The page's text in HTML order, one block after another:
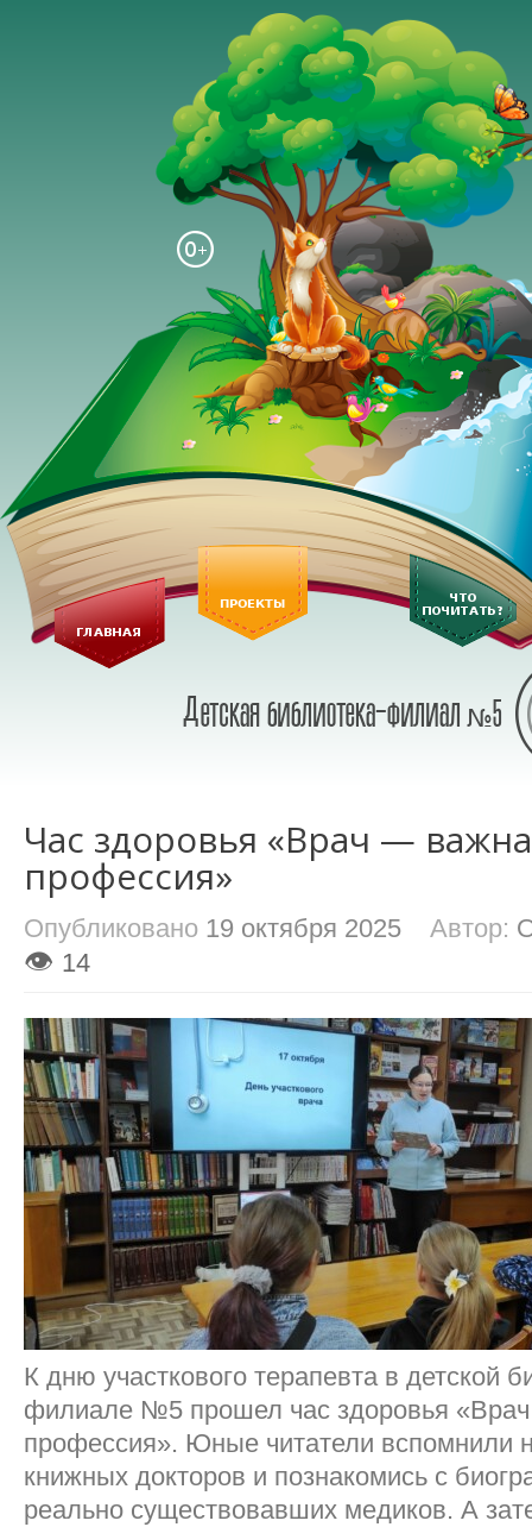
Час здоровья «Врач —
профессия»
Опубликовано 19 октября 2025 Автор:
👁 14
К дню участкового терапевта в детской
филиале №5 прошел час здоровья
профессия». Юные читатели вспомнили
книжных докторов и познакомись с
реально существовавших медиков. А